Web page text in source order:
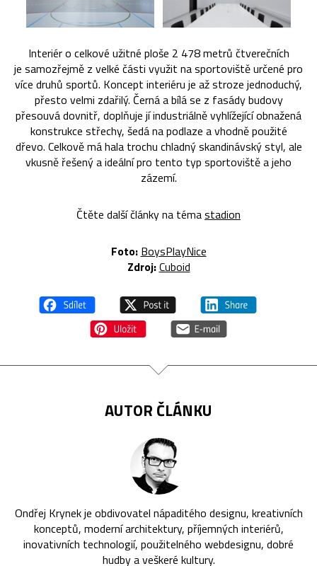
Interiér o celkové užitné ploše 2 478 metrů čtverečních
je samozřejmě z velké části využit na sportoviště určené pro
více druhů sportů. Koncept interiéru je až stroze jednoduchý,
přesto velmi zdařilý. Černá a bílá se z fasády budovy
přesouvá dovnitř, doplňuje jí industriálně vyhlížející obnažená
konstrukce střechy, šedá na podlaze a vhodně použité
dřevo. Celkově má hala trochu chladný skandinávský styl, ale
vkusně řešený a ideální pro tento typ sportoviště a jeho
zázemí.
Čtěte další články na témastadion
Foto: BoysPlayNice
Zdroj:Cuboid
AUTOR ČLÁNKU
Ondřej Krynek je obdivovatel nápaditého designu, kreativních
konceptů, moderní architektury, příjemných interiérů,
inovativních technologií, použitelného webdesignu, dobré
hudby a veškeré kultury.